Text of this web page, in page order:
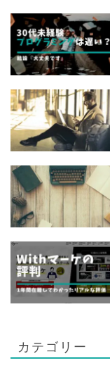
カテゴリー